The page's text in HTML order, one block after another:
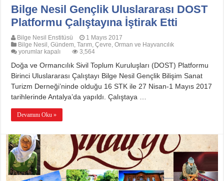
Bilge Nesil Gençlik Uluslararası DOST
Platformu Çalıştayına İştirak Etti
Bilge Nesil Enstitüsü
1 Mayıs 2017
Bilge Nesil ,Gündem,Tarım, Çevre, Orman ve Hayvancılık
Bilge
Gençlik
Uluslararası
DOST
Platformu
Çalıştayına
İştirak
Etti
için
yorumlar kapalı 3,564
Doğa ve Ormancılık Sivil Toplum Kuruluşları (DOST) Platformu
Birinci Uluslararası Çalıştayı Bilge Nesil Gençlik Bilişim Sanat
Turizm Derneği’ninde olduğu 16 STK ile 27 Nisan-1 Mayıs 2017
tarihlerinde Antalya’da yapıldı. Çalıştaya …
Devamını Oku »